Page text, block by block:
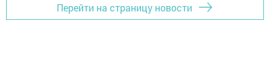
Перейти на страницу новости